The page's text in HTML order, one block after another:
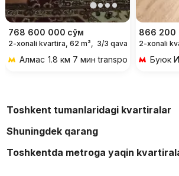
768 600 000 сўм
2-xonali kvartira, 62 m², 3/3 qavat
Алмас 1.8 км 7 мин transportda
866 200
2-xonali
Буюк
Toshkent tumanlaridagi kvartiralar
Shuningdek qarang
Toshkentda metroga yaqin